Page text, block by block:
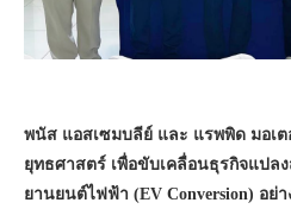
พนัส แอสเซมบลีย์ และ แรพพิด มอเ
ยุทธศาสตร์ เพื่อขับเคลื่อนธุรกิจแป
ยานยนต์ไฟฟ้า (EV Conversion) อย่